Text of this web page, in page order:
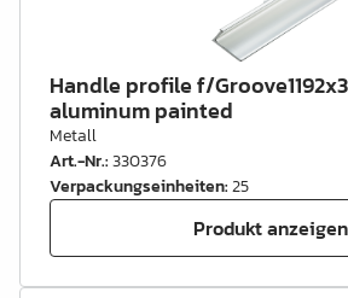
Handle profile f/
aluminum painted
Metall
Art.-Nr.:330376
Verpackungseinheiten:25
Produkt anzeigen